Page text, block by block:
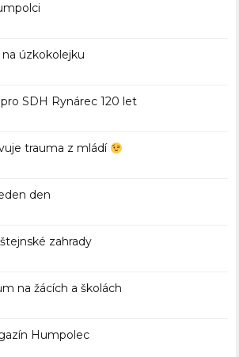
úzkokolejku
SDH Rynárec 120 let
trauma z mládí
den
zahrady
na žácích a školách
Humpolec